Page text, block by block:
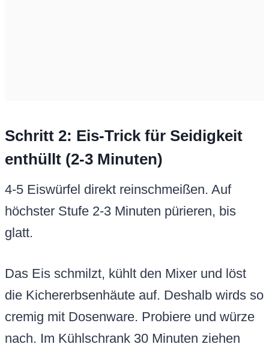
Schritt 2: Eis-Trick für Seidigkeit
enthüllt (2-3 Minuten)
4-5 Eiswürfel direkt reinschmeißen. Auf
höchster Stufe 2-3 Minuten pürieren, bis
glatt.
Das Eis schmilzt, kühlt den Mixer und löst
die Kichererbsenhäute auf. Deshalb wirds so
cremig mit Dosenware. Probiere und würze
nach. Im Kühlschrank 30 Minuten ziehen